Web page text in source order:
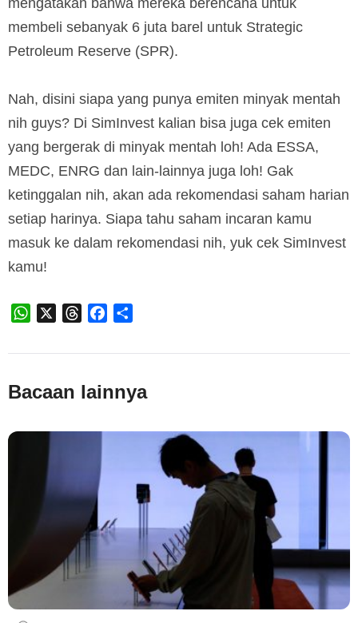
membeli sebanyak 6 juta barel untuk Strategic
Petroleum Reserve (SPR).
Nah, disini siapa yang punya emiten minyak mentah
nih guys? Di SimInvest kalian bisa juga cek emiten
yang bergerak di minyak mentah loh! Ada ESSA,
MEDC, ENRG dan lain-lainnya juga loh! Gak
ketinggalan nih, akan ada rekomendasi saham harian
setiap harinya. Siapa tahu saham incaran kamu
masuk ke dalam rekomendasi nih, yuk cek SimInvest
kamu!
WhatsApp ThreadsFacebook
Bacaan lainnya